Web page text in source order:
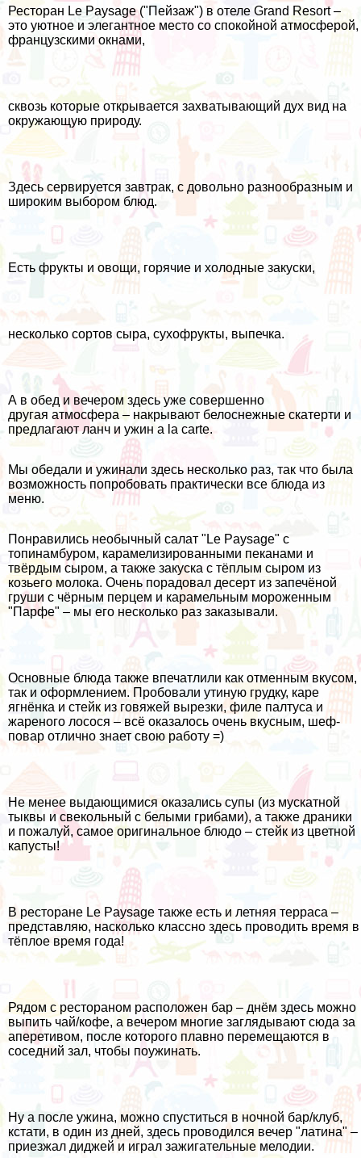
Ресторан Le Paysage ("Пейзаж") в отеле Grand Resort –
это уютное и элегантное место со спокойной атмосферой,
французскими окнами,
сквозь которые открывается захватывающий дух вид на
окружающую природу.
Здесь сервируется завтрак, с довольно разнообразным и
широким выбором блюд.
Есть фрукты и овощи, горячие и холодные закуски,
несколько сортов сыра, сухофрукты, выпечка.
А в обед и вечером здесь уже совершенно
другая атмосфера – накрывают белоснежные скатерти и
предлагают ланч и ужин a la carte.
Мы обедали и ужинали здесь несколько раз, так что была
возможность попробовать практически все блюда из
меню.
Понравились необычный салат "Le Paysage" с
топинамбуром, карамелизированными пеканами и
твёрдым сыром, а также закуска с тёплым сыром из
козьего молока. Очень порадовал десерт из запечёной
груши с чёрным перцем и карамельным мороженным
"Парфе" – мы его несколько раз заказывали.
Основные блюда также впечатлили как отменным вкусом,
так и оформлением. Пробовали утиную грудку, каре
ягнёнка и стейк из говяжей вырезки, филе палтуса и
жареного лосося – всё оказалось очень вкусным, шеф-
повар отлично знает свою работу =)
Не менее выдающимися оказались супы (из мускатной
тыквы и свекольный с белыми грибами), а также драники
и пожалуй, самое оригинальное блюдо – стейк из цветной
капусты!
В ресторане Le Paysage также есть и летняя терраса –
представляю, насколько классно здесь проводить время в
тёплое время года!
Рядом с рестораном расположен бар – днём здесь можно
выпить чай/кофе, а вечером многие заглядывают сюда за
аперетивом, после которого плавно перемещаются в
соседний зал, чтобы поужинать.
Ну а после ужина, можно спуститься в ночной бар/клуб,
кстати, в один из дней, здесь проводился вечер "латина" –
приезжал диджей и играл зажигательные мелодии.